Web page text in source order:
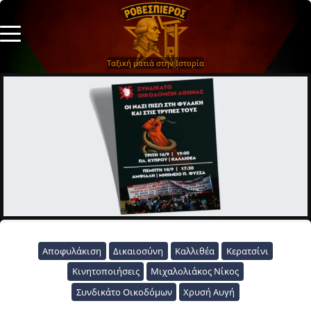
Ταξική ματιά στην Ιστορία
Αποφυλάκιση Δικαιοσύνη Καλλιθέα
Κερατσίνι
Κινητοποιήσεις
Μιχαλολιάκος Νίκος
Συνδικάτο Οικοδόμων
Χρυσή Αυγή